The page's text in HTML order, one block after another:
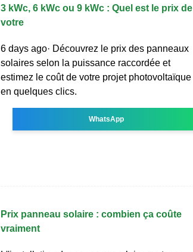
3 kWc, 6 kWc ou 9 kWc : Quel est le prix de
votre
6 days ago· Découvrez le prix des panneaux
solaires selon la puissance raccordée et
estimez le coût de votre projet photovoltaïque
en quelques clics.
WhatsApp
Prix panneau solaire : combien ça coûte
vraiment